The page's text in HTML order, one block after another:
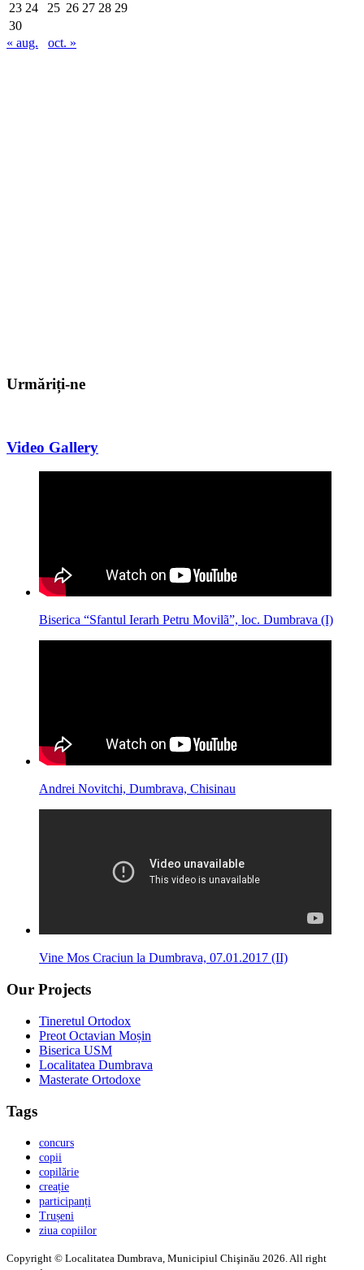
23 24 25 26 27 28 29
30
« aug.
oct. »
Urmăriți-ne
Video Gallery
Biserica “Sfantul Ierarh Petru Movilã”, loc. Dumbrava (I)
Andrei Novitchi, Dumbrava, Chisinau
Vine Mos Craciun la Dumbrava, 07.01.2017 (II)
Our Projects
Tineretul Ortodox
Preot Octavian Moșin
Biserica USM
Localitatea Dumbrava
Masterate Ortodoxe
Tags
concurs
copii
copilărie
creație
participanți
Trușeni
ziua copiilor
Copyright © Localitatea Dumbrava, Municipiul Chişinău 2026. All right